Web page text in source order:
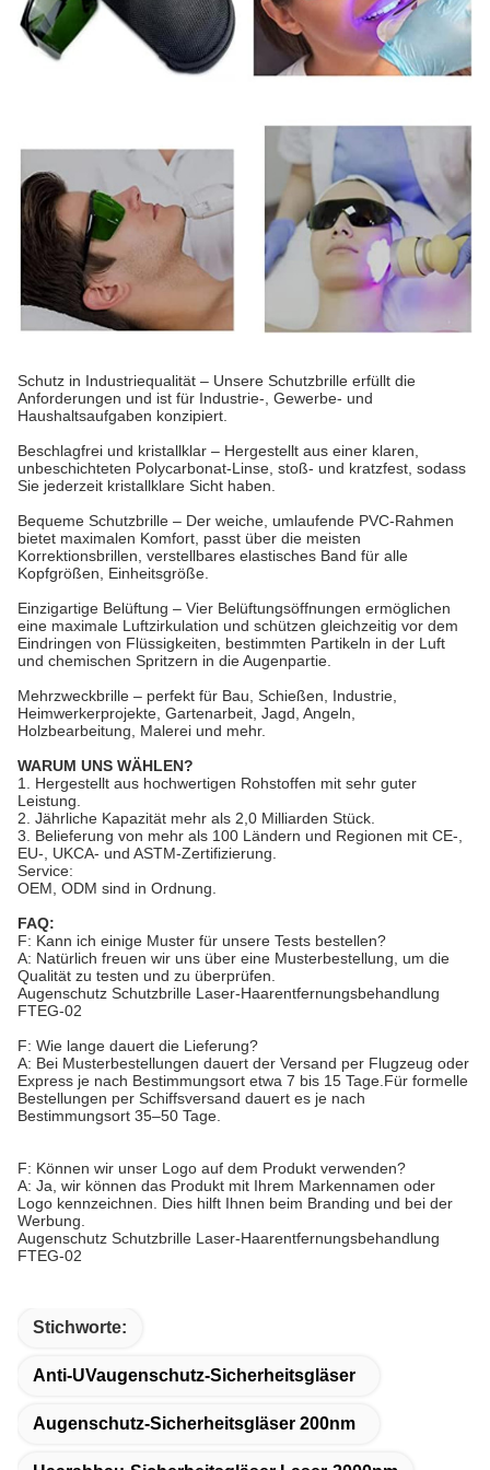
Schutz in Industriequalität – Unsere Schutzbrille erfüllt die
Anforderungen und ist für Industrie-, Gewerbe- und
Haushaltsaufgaben konzipiert.
Beschlagfrei und kristallklar – Hergestellt aus einer klaren,
unbeschichteten Polycarbonat-Linse, stoß- und kratzfest, sodass
Sie jederzeit kristallklare Sicht haben.
Bequeme Schutzbrille – Der weiche, umlaufende PVC-Rahmen
bietet maximalen Komfort, passt über die meisten
Korrektionsbrillen, verstellbares elastisches Band für alle
Kopfgrößen, Einheitsgröße.
Einzigartige Belüftung – Vier Belüftungsöffnungen ermöglichen
eine maximale Luftzirkulation und schützen gleichzeitig vor dem
Eindringen von Flüssigkeiten, bestimmten Partikeln in der Luft
und chemischen Spritzern in die Augenpartie.
Mehrzweckbrille – perfekt für Bau, Schießen, Industrie,
Heimwerkerprojekte, Gartenarbeit, Jagd, Angeln,
Holzbearbeitung, Malerei und mehr.
WARUM UNS WÄHLEN?
1. Hergestellt aus hochwertigen Rohstoffen mit sehr guter
Leistung.
2. Jährliche Kapazität mehr als 2,0 Milliarden Stück.
3. Belieferung von mehr als 100 Ländern und Regionen mit CE-,
EU-, UKCA- und ASTM-Zertifizierung.
Service:
OEM, ODM sind in Ordnung.
FAQ:
F: Kann ich einige Muster für unsere Tests bestellen?
A: Natürlich freuen wir uns über eine Musterbestellung, um die
Qualität zu testen und zu überprüfen.
Augenschutz Schutzbrille Laser-Haarentfernungsbehandlung
FTEG-02
F: Wie lange dauert die Lieferung?
A: Bei Musterbestellungen dauert der Versand per Flugzeug oder
Express je nach Bestimmungsort etwa 7 bis 15 Tage.Für formelle
Bestellungen per Schiffsversand dauert es je nach
Bestimmungsort 35–50 Tage.
F: Können wir unser Logo auf dem Produkt verwenden?
A: Ja, wir können das Produkt mit Ihrem Markennamen oder
Logo kennzeichnen. Dies hilft Ihnen beim Branding und bei der
Werbung.
Augenschutz Schutzbrille Laser-Haarentfernungsbehandlung
FTEG-02
Stichworte:
Anti-UVaugenschutz-Sicherheitsgläser
Augenschutz-Sicherheitsgläser 200nm